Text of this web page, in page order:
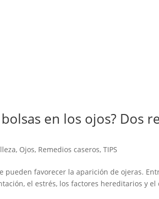
en los ojos? Dos
, Ojos, Remedios caseros,TIPS
pueden favorecer la aparición de ojeras.
el estrés, los factores hereditarios y